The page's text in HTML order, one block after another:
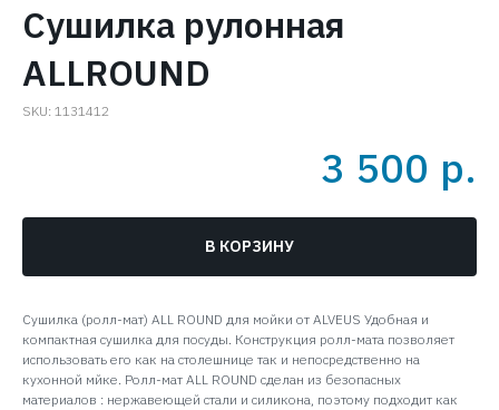
Сушилка рулонная
ALLROUND
SKU: 1131412
3 500 р.
В КОРЗИНУ
Сушилка (ролл-мат) ALL ROUND для мойки от ALVEUS Удобная и
компактная сушилка для посуды. Конструкция ролл-мата позволяет
использовать его как на столешнице так и непосредственно на
кухонной мйке. Ролл-мат ALL ROUND сделан из безопасных
материалов : нержавеющей стали и силикона, поэтому подходит как